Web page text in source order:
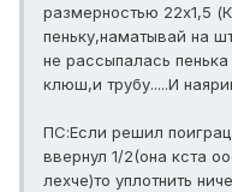
размерностью 22х1,5
пеньку,наматывай на
не рассыпалась
клюш,и трубу.....И
ПС:Если решил
ввернул 1/2(она кста
лехче)то уплотнить